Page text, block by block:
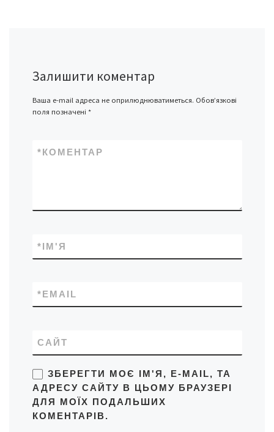
Залишити коментар
Ваша e-mail адреса не оприлюднюватиметься. Обов’язкові
поля позначені *
КОМЕНТАР
*
ІМ'Я
*
EMAIL
*
САЙТ
ЗБЕРЕГТИ МОЄ ІМ'Я, E-MAIL, ТА
АДРЕСУ САЙТУ В ЦЬОМУ БРАУЗЕРІ
ДЛЯ МОЇХ ПОДАЛЬШИХ
КОМЕНТАРІВ.